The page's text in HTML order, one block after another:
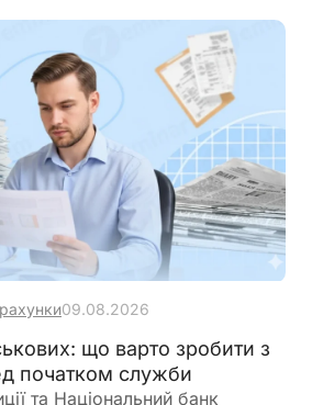
09.08.2026
що варто зробити з
початком служби
та Національний банк